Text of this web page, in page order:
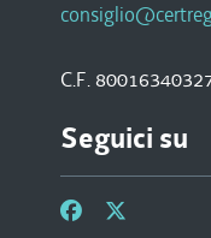
C.F.
Seguici su